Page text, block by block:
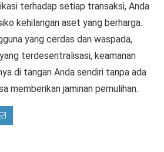
terhadap setiap transaksi, Anda
kehilangan aset yang berharga.
yang cerdas dan waspada,
terdesentralisasi, keamanan
di tangan Anda sendiri tanpa ada
memberikan jaminan pemulihan.